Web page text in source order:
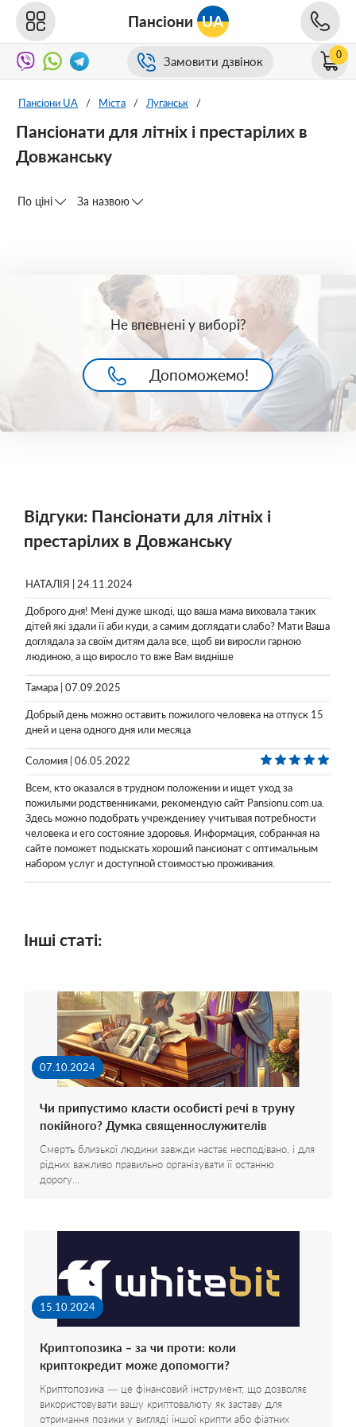
Пансіони UA
Замовити дзвінок 0
Пансіони UA / Міста / Луганськ /
Пансіонати для літніх і престарілих в
Довжанську
По ціні За назвою
Не впевнені у виборі?
Допоможемо!
Відгуки: Пансіонати для літніх і
престарілих в Довжанську
НАТАЛІЯ | 24.11.2024
Доброго дня! Мені дуже шкоді, що ваша мама виховала таких
дітей які здали її аби куди, а самим доглядати слабо? Мати Ваша
доглядала за своїм дитям дала все, щоб ви виросли гарною
людиною, а що виросло то вже Вам видніше
Тамара | 07.09.2025
Добрый день можно оставить пожилого человека на отпуск 15
дней и цена одного дня или месяца
Соломия | 06.05.2022
Всем, кто оказался в трудном положении и ищет уход за
пожилыми родственниками, рекомендую сайт Pansionu.com.ua.
Здесь можно подобрать учреждениеу учитывая потребности
человека и его состояние здоровья. Информация, собранная на
сайте поможет подыскать хороший пансионат с оптимальным
набором услуг и доступной стоимостью проживания.
Інші статі:
07.10.2024
Чи припустимо класти особисті речі в труну
покійного? Думка священнослужителів
Смерть близької людини завжди настає несподівано, і для
рідних важливо правильно організувати її останню
дорогу…
15.10.2024
Криптопозика – за чи проти: коли
криптокредит може допомогти?
Криптопозика — це фінансовий інструмент, що дозволяє
використовувати вашу криптовалюту як заставу для
отримання позики у вигляді іншої крипти або фіатних